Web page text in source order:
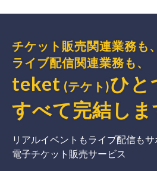
チケット販売関連業務も、
ライブ配信関連業務も、
teket (テケト)ひと
すべて完結 し
リアルイベントもライブ配信も
電子チケット販売サービス